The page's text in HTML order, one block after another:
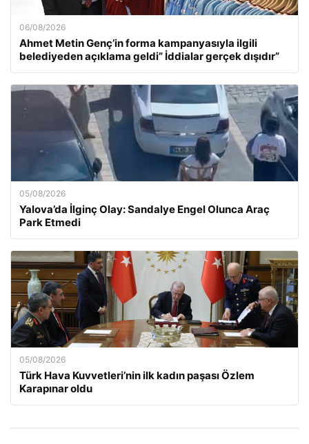
06/08/2026
Ahmet Metin Genç’in forma kampanyasıyla ilgili
belediyeden açıklama geldi” İddialar gerçek dışıdır”
05/08/2026
Yalova’da İlginç Olay: Sandalye Engel Olunca Araç
Park Etmedi
05/08/2026
Türk Hava Kuvvetleri’nin ilk kadın paşası Özlem
Karapınar oldu